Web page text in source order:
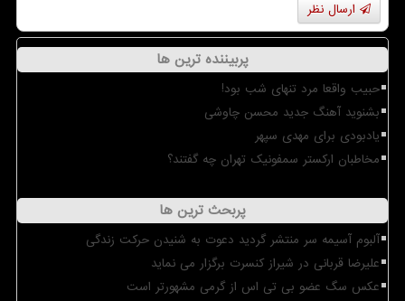
ارسال نظر
پربیننده ترین ها
حبیب واقعا مرد تنهای شب بود!
بشنوید آهنگ جدید محسن چاوشی
یادبودی برای مهدی سپهر
مخاطبان ارکستر سمفونیک تهران چه گفتند؟
پربحث ترین ها
آلبوم آسیمه سر منتشر گردید دعوت به شنیدن حرکت زندگی
علیرضا قربانی در شیراز کنسرت برگزار می نماید
عکس سگ عضو بی تی اس از گرمی مشهورتر است